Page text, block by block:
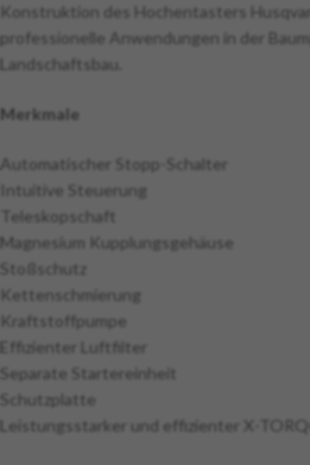
Konstruktion des Hochentasters
professionelle Anwendungen in der
Landschaftsbau.
Merkmale
Automatischer Stopp-Schalter
Intuitive Steuerung
Teleskopschaft
Magnesium Kupplungsgehäuse
Stoßschutz
Kettenschmierung
Kraftstoffpumpe
Effizienter Luftfilter
Separate Startereinheit
Schutzplatte
Leistungsstarker und effizienter X-